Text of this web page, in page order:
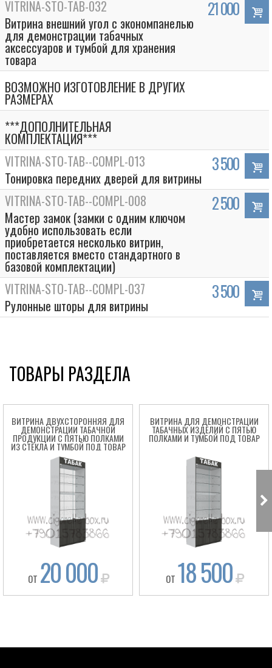
VITRINA-STO-TAB-032
Витрина внешний угол с экономпанелью
для демонстрации табачных
аксессуаров и тумбой для хранения
товара
21 000
ВОЗМОЖНО ИЗГОТОВЛЕНИЕ В ДРУГИХ
РАЗМЕРАХ
***ДОПОЛНИТЕЛЬНАЯ
КОМПЛЕКТАЦИЯ***
VITRINA-STO-TAB--COMPL-013
Тонировка передних дверей для витрины
3 500
VITRINA-STO-TAB--COMPL-008
Мастер замок (замки с одним ключом
удобно использовать если
приобретается несколько витрин,
поставляется вместо стандартного в
базовой комплектации)
2 500
VITRINA-STO-TAB--COMPL-037
Рулонные шторы для витрины
3 500
ТОВАРЫ РАЗДЕЛА
ВИТРИНА ДВУХСТОРОННЯЯ ДЛЯ
ДЕМОНСТРАЦИИ ТАБАЧНОЙ
ПРОДУКЦИИ С ПЯТЬЮ ПОЛКАМИ
ИЗ СТЕКЛА И ТУМБОЙ ПОД ТОВАР
ОТ 20 000
ВИТРИНА ДЛЯ ДЕМОНСТРАЦИИ
ТАБАЧНЫХ ИЗДЕЛИЙ С ПЯТЬЮ
ПОЛКАМИ И ТУМБОЙ ПОД ТОВАР
ОТ 18 500